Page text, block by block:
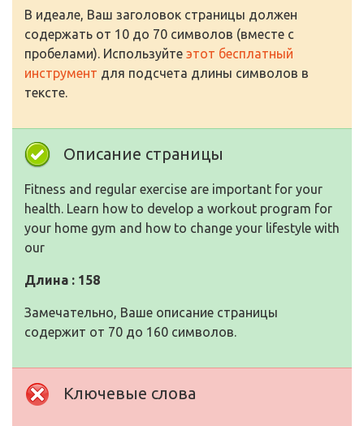
В идеале, Ваш заголовок страницы должен
содержать от 10 до 70 символов (вместе с
пробелами). Используйте этот бесплатный
инструмент для подсчета длины символов в
тексте.
Описание страницы
Fitness and regular exercise are important for your
health. Learn how to develop a workout program for
your home gym and how to change your lifestyle with
our
Длина : 158
Замечательно, Ваше описание страницы
содержит от 70 до 160 символов.
Ключевые слова